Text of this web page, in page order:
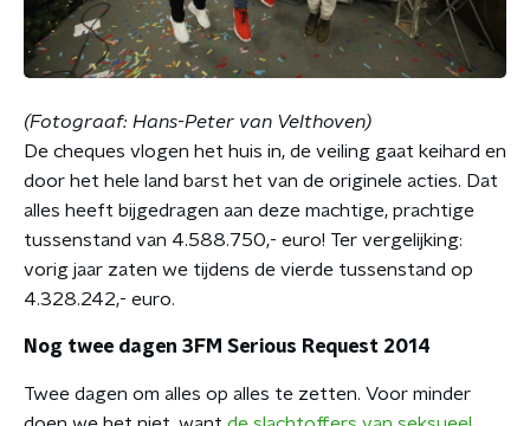
(Fotograaf: Hans-Peter van Velthoven)
De cheques vlogen het huis in, de veiling gaat keihard en
door het hele land barst het van de originele acties. Dat
alles heeft bijgedragen aan deze machtige, prachtige
tussenstand van 4.588.750,- euro! Ter vergelijking:
vorig jaar zaten we tijdens de vierde tussenstand op
4.328.242,- euro.
Nog twee dagen 3FM Serious Request 2014
Twee dagen om alles op alles te zetten. Voor minder